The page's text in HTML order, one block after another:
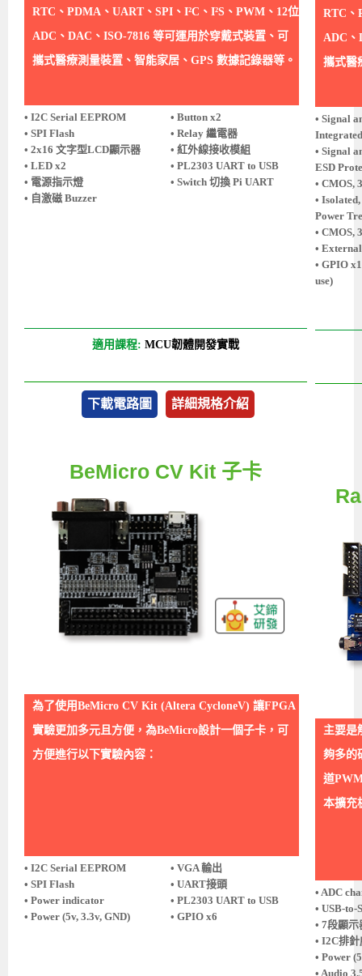
RTC、PDMA、UART、SPI、I²C、I²S、PWM、12位
ADC、DAC、ISO-7816 等可運用於穿戴式裝置、可
攜式醫療測量裝置、智能家居、GPS 數據記錄器等。
• I2C Serial EEPROM
• SPI Flash
• 2x16 文字型LCD顯示器
• LED x2
• 電源指示燈
• 自激磁 Buzzer
• Button x2
• Relay 繼電器
• 紅外線接收模組
• PL2303 UART to USB
• Switch 切換 Pi UART
適用課程: MCU韌體開發實戰
詳細規格介紹
下載電路圖
RTC、
ADC、
攜式醫
• Signal
• Signal
ESD
• CMOS,
•
Power
• CMOS,
•
• GPIO
use)
BeMicro CV Kit 子卡
為了使用BeMicro CV Kit (Altera CycloneV) 讓FPGA
實驗更加多元且方便，為BeMicro設計一個子卡，可
方便進行以下實驗內容：
• I2C Serial EEPROM
• SPI Flash
• Power indicator
• Power (5v, 3.3v, GND)
• VGA 輸出
• UART接頭
• PL2303 UART to USB
• GPIO x6
主要是
夠多的
道
本擴充
• ADC
• USB-
• 7段顯示
• I2C排
• Power
• Audio